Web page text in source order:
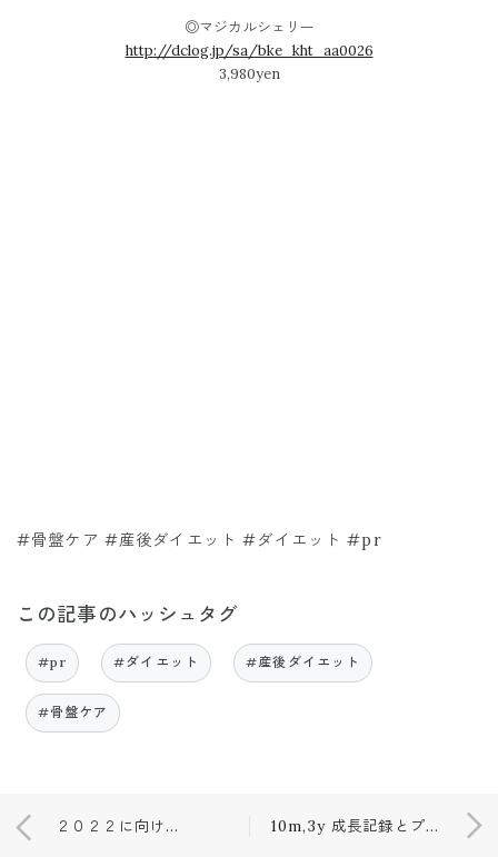
◎マジカルシェリー
http://dclog.jp/sa/bke_kht_aa0026
3,980yen
#骨盤ケア #産後ダイエット #ダイエット #pr
この記事のハッシュタグ
#pr #ダイエット #産後ダイエット
#骨盤ケア
２０２２に向けて🧹🧤 10m,3y 成長記録とプレゼント🎄🎁